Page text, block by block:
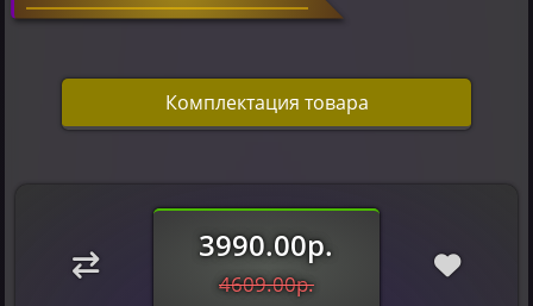
Комплектация товара
3990.00р.
4609.00р.